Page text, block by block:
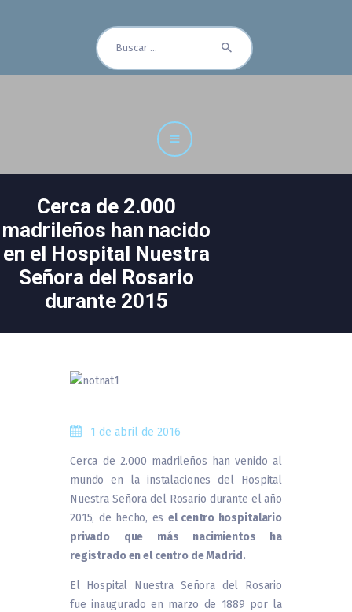
Buscar:
Cerca de 2.000
madrileños han nacido
en el Hospital Nuestra
Señora del Rosario
durante 2015
Cuadro Médico
Especialidades
1 de abril de 2016
Cerca de 2.000 madrileños han venido al
mundo en la instalaciones del Hospital
Nuestra Señora del Rosario durante el año
2015, de hecho, es el centro hospitalario
privado que más nacimientos ha
registrado en el centro de Madrid.
El Hospital Nuestra Señora del Rosario
fue inaugurado en marzo de 1889 por la